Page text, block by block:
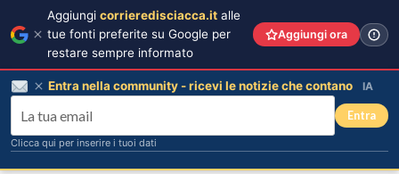
Aggiungi corrieredisciacca.it alle
tue fonti preferite su Google per
restare sempre informato
Aggiungi ora
Entra nella community - ricevi le notizie che contano IA
Entra
Clicca qui per inserire i tuoi dati